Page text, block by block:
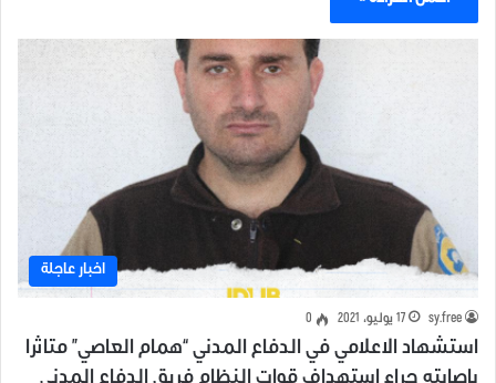
اخبار عاجلة
sy.free 17 يوليو، 2021 0
استشهاد الاعلامي في الدفاع المدني “همام العاصي” متاثرا